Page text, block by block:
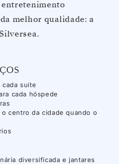
melhor qualidade: a
cada suite
cada hóspede
centro da cidade quando o
diversificada e jantares